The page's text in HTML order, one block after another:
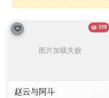
519
赵云与阿斗